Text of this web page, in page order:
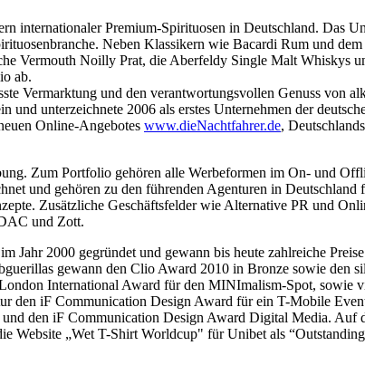
Premium-Spirituosen in Deutschland. Das
Neben Klassikern wie Bacardi Rum und
Vermouth Noilly Prat, die Aberfeldy Single Malt Whiskys
ab.
Vermarktung und den verantwortungsvollen Genuss von
unterzeichnete 2006 als erstes Unternehmen der
Online-Angebotes www.dieNachtfahrer.de,
Zum Portfolio gehören alle Werbeformen im On- und
und gehören zu den führenden Agenturen in
Zusätzliche Geschäftsfelder wie Alternative PR und
und Zott.
2000 gegründet und gewann bis heute zahlreiche
gewann den Clio Award 2010 in Bronze sowie den
International Award für den MINImalism-Spot, sowie
den iF Communication Design Award für ein T-Mobile
den iF Communication Design Award Digital Media. Auf
Website „Wet T-Shirt Worldcup" für Unibet als